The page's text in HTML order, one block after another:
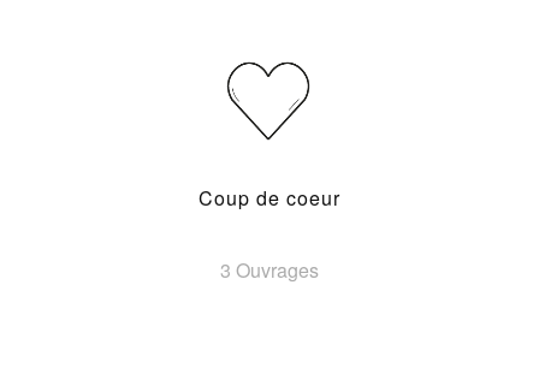
Coup de coeur
3 Ouvrages